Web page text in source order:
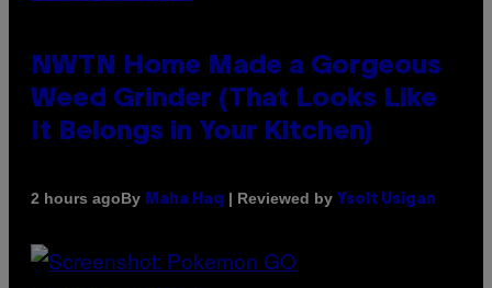
NWTN Home Made a Gorgeous
Weed Grinder (That Looks Like
It Belongs in Your Kitchen)
2 hours agoBy Maha Haq | Reviewed by Ysolt Usigan